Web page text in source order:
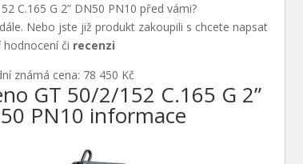
C.165 G 2” DN50 PN10 před vámi?
Nebo jste již produkt zakoupili s chcete napsat
hodnocení či recenzi
známá cena: 78 450 Kč
GT 50/2/152 C.165 G 2”
PN10 informace